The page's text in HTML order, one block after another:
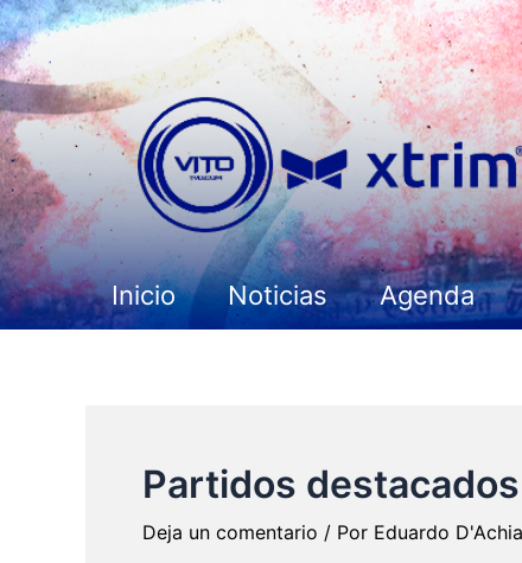
Ir
al
contenido
Inicio Noticias Agenda
Partidos
Deja un comentario / Por Eduardo